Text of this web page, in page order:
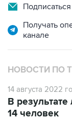
Получать
канале
НОВОСТИ ПО
14 августа 2022
В
14 человек